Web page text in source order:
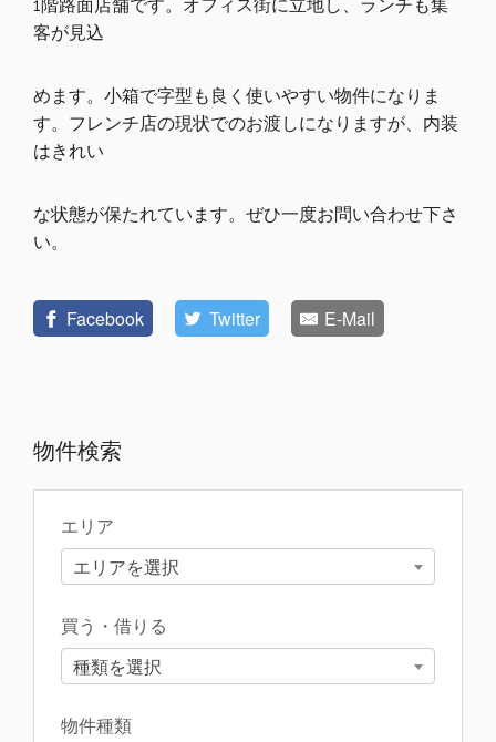
1階路面店舗です。オフィス街に立地し、ランチも集
客が見込
めます。小箱で字型も良く使いやすい物件になりま
す。フレンチ店の現状でのお渡しになりますが、内装
はきれい
な状態が保たれています。ぜひ一度お問い合わせ下さ
い。
Facebook Twitter E-Mail
物件検索
エリア
エリアを選択
買う・借りる
種類を選択
物件種類